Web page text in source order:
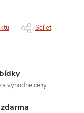
Sdílet
výhodné ceny